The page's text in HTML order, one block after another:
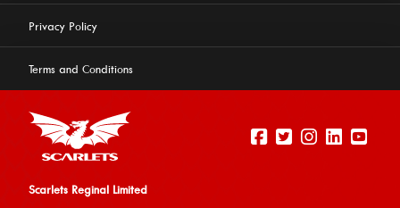
Privacy Policy
Terms and Conditions
Scarlets Reginal Limited